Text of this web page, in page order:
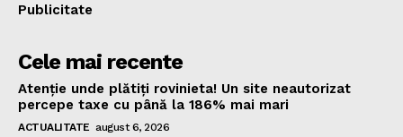
Publicitate
Cele mai recente
Atenție unde plătiți rovinieta! Un site neautorizat
percepe taxe cu până la 186% mai mari
ACTUALITATE august 6, 2026